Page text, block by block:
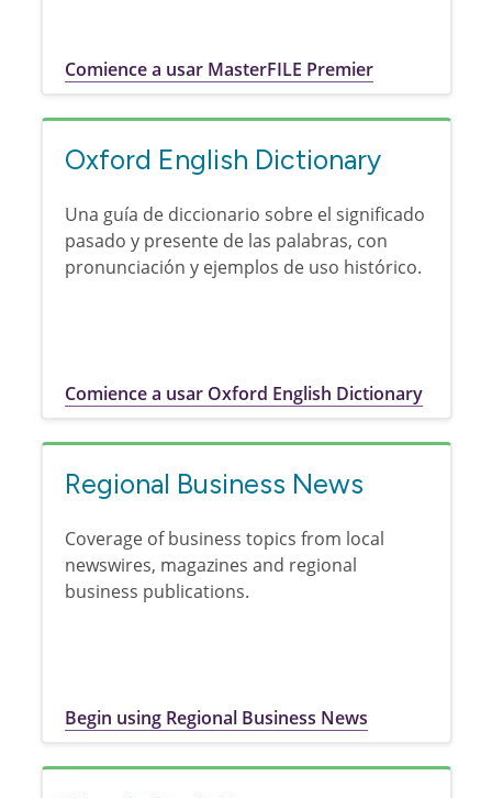
Comience a usar MasterFILE Premier
Oxford English Dictionary
Una guía de diccionario sobre el significado
pasado y presente de las palabras, con
pronunciación y ejemplos de uso histórico.
Comience a usar Oxford English Dictionary
Regional Business News
Coverage of business topics from local
newswires, magazines and regional
business publications.
Begin using Regional Business News